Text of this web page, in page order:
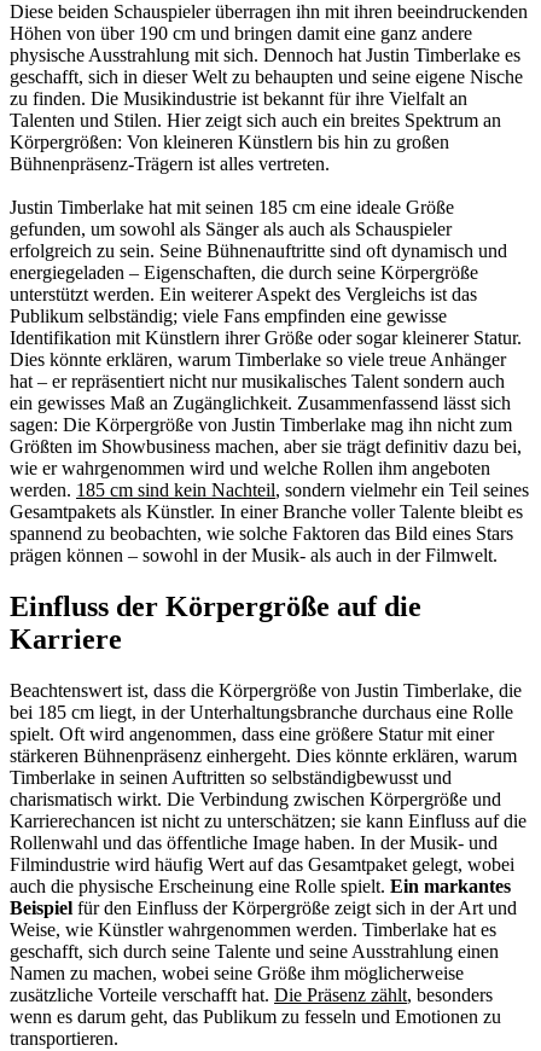
Diese beiden Schauspieler überragen ihn mit ihren beeindruckenden
Höhen von über 190 cm und bringen damit eine ganz andere
physische Ausstrahlung mit sich. Dennoch hat Justin Timberlake es
geschafft, sich in dieser Welt zu behaupten und seine eigene Nische
zu finden. Die Musikindustrie ist bekannt für ihre Vielfalt an
Talenten und Stilen. Hier zeigt sich auch ein breites Spektrum an
Körpergrößen: Von kleineren Künstlern bis hin zu großen
Bühnenpräsenz-Trägern ist alles vertreten.
Justin Timberlake hat mit seinen 185 cm eine ideale Größe
gefunden, um sowohl als Sänger als auch als Schauspieler
erfolgreich zu sein. Seine Bühnenauftritte sind oft dynamisch und
energiegeladen – Eigenschaften, die durch seine Körpergröße
unterstützt werden. Ein weiterer Aspekt des Vergleichs ist das
Publikum selbständig; viele Fans empfinden eine gewisse
Identifikation mit Künstlern ihrer Größe oder sogar kleinerer Statur.
Dies könnte erklären, warum Timberlake so viele treue Anhänger
hat – er repräsentiert nicht nur musikalisches Talent sondern auch
ein gewisses Maß an Zugänglichkeit. Zusammenfassend lässt sich
sagen: Die Körpergröße von Justin Timberlake mag ihn nicht zum
Größten im Showbusiness machen, aber sie trägt definitiv dazu bei,
wie er wahrgenommen wird und welche Rollen ihm angeboten
werden. 185 cm sind kein Nachteil, sondern vielmehr ein Teil seines
Gesamtpakets als Künstler. In einer Branche voller Talente bleibt es
spannend zu beobachten, wie solche Faktoren das Bild eines Stars
prägen können – sowohl in der Musik- als auch in der Filmwelt.
Einfluss der Körpergröße auf die
Karriere
Beachtenswert ist, dass die Körpergröße von Justin Timberlake, die
bei 185 cm liegt, in der Unterhaltungsbranche durchaus eine Rolle
spielt. Oft wird angenommen, dass eine größere Statur mit einer
stärkeren Bühnenpräsenz einhergeht. Dies könnte erklären, warum
Timberlake in seinen Auftritten so selbständigbewusst und
charismatisch wirkt. Die Verbindung zwischen Körpergröße und
Karrierechancen ist nicht zu unterschätzen; sie kann Einfluss auf die
Rollenwahl und das öffentliche Image haben. In der Musik- und
Filmindustrie wird häufig Wert auf das Gesamtpaket gelegt, wobei
auch die physische Erscheinung eine Rolle spielt. Ein markantes
Beispiel für den Einfluss der Körpergröße zeigt sich in der Art und
Weise, wie Künstler wahrgenommen werden. Timberlake hat es
geschafft, sich durch seine Talente und seine Ausstrahlung einen
Namen zu machen, wobei seine Größe ihm möglicherweise
zusätzliche Vorteile verschafft hat. Die Präsenz zählt, besonders
wenn es darum geht, das Publikum zu fesseln und Emotionen zu
transportieren.